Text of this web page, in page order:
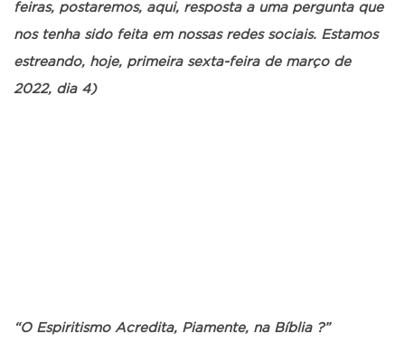
feiras, postaremos, aqui, resposta a uma pergunta que
nos tenha sido feita em nossas redes sociais. Estamos
estreando, hoje, primeira sexta-feira de março de
2022, dia 4)
“O Espiritismo Acredita, Piamente, na Bíblia ?”